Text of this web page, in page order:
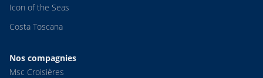
Icon of the Seas
Costa Toscana
Nos compagnies
Msc Croisières